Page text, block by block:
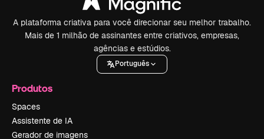
A plataforma criativa para você direcionar seu melhor trabalho.
Mais de 1 milhão de assinantes entre criativos, empresas,
agências e estúdios.
Português
Produtos
Spaces
Assistente de IA
Gerador de imagens